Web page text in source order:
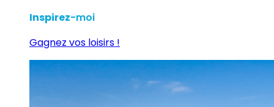
Inspirez-moi
Gagnez vos loisirs !